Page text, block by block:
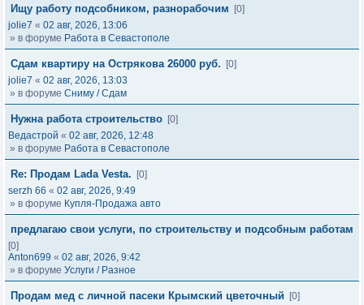
Ищу работу подсобником, разнорабочим
[0]
jolie7 « 02 авг, 2026, 13:06
» в форуме Работа в Севастополе
Сдам квартиру на Острякова 26000 руб.
[0]
jolie7 « 02 авг, 2026, 13:03
» в форуме Сниму / Сдам
Нужна работа строительство [0]
Ведастрой « 02 авг, 2026, 12:48
» в форуме Работа в Севастополе
Re: Продам Lada Vesta.
[0]
serzh 66 « 02 авг, 2026, 9:49
» в форуме Купля-Продажа авто
предлагаю свои услуги, по строительству и подсобным работам
[0]
Anton699 « 02 авг, 2026, 9:42
» в форуме Услуги / Разное
Продам мед с личной пасеки Крымский цветочный
[0]